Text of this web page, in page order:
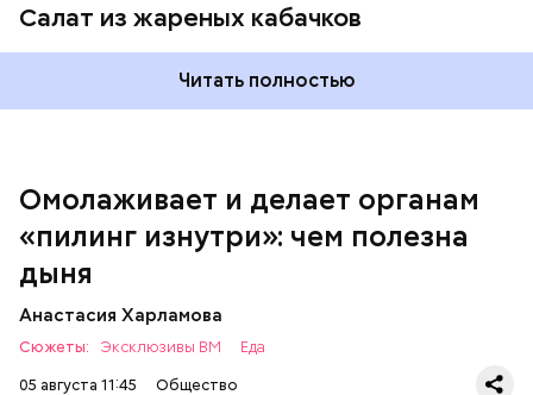
Салат из жареных кабачков
Читать полностью
Омолаживает и делает органам
«пилинг изнутри»: чем полезна
дыня
Анастасия Харламова
Сюжеты: Эксклюзивы ВМ
Еда
05 августа 11:45
Общество
кремний — укрепляет кости, зубы, волосы и
ногти и оказывает омолаживающее действие;
клетчатка — достаточно нежная и забирает
излишки холестерина, сахара и соли тяжелых
фолиевая кислота (в большом количестве) —
она необходима беременным женщинам,
чтобы формировалась нервная трубка у
плода. Также ее рекомендуют принимать для
снижения уровня гомоцистеина — это
— В момент стресса он держит сосуды под
контролем и контролирует более 300 реакций
нашего организма. Также положительно влияет на
А врач-эндокринолог Алексей Калинчев рассказал,
что существует множество блюд, где используют